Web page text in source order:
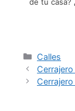
Calles